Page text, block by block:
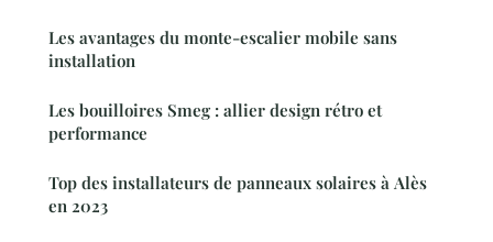
Les avantages du monte-escalier mobile sans
installation
Les bouilloires Smeg : allier design rétro et
performance
Top des installateurs de panneaux solaires à Alès
en 2023